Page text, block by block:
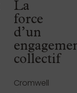
La
force
d’un
collectif
Cromwell